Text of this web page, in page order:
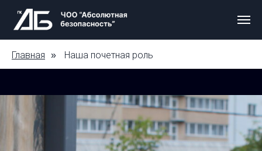
Главная » Наша почетная роль